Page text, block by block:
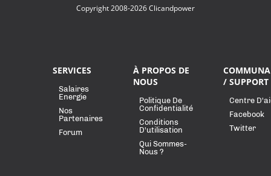
Copyright 2008-2026 Clicandpower
SERVICES
Salaires
Energie
Nos
Partenaires
Forum
À PROPOS DE
NOUS
Politique De
Confidentialité
Conditions
D'utilisation
Qui Sommes-
Nous ?
/ SUPPORT
Centre
Facebook
Twitter